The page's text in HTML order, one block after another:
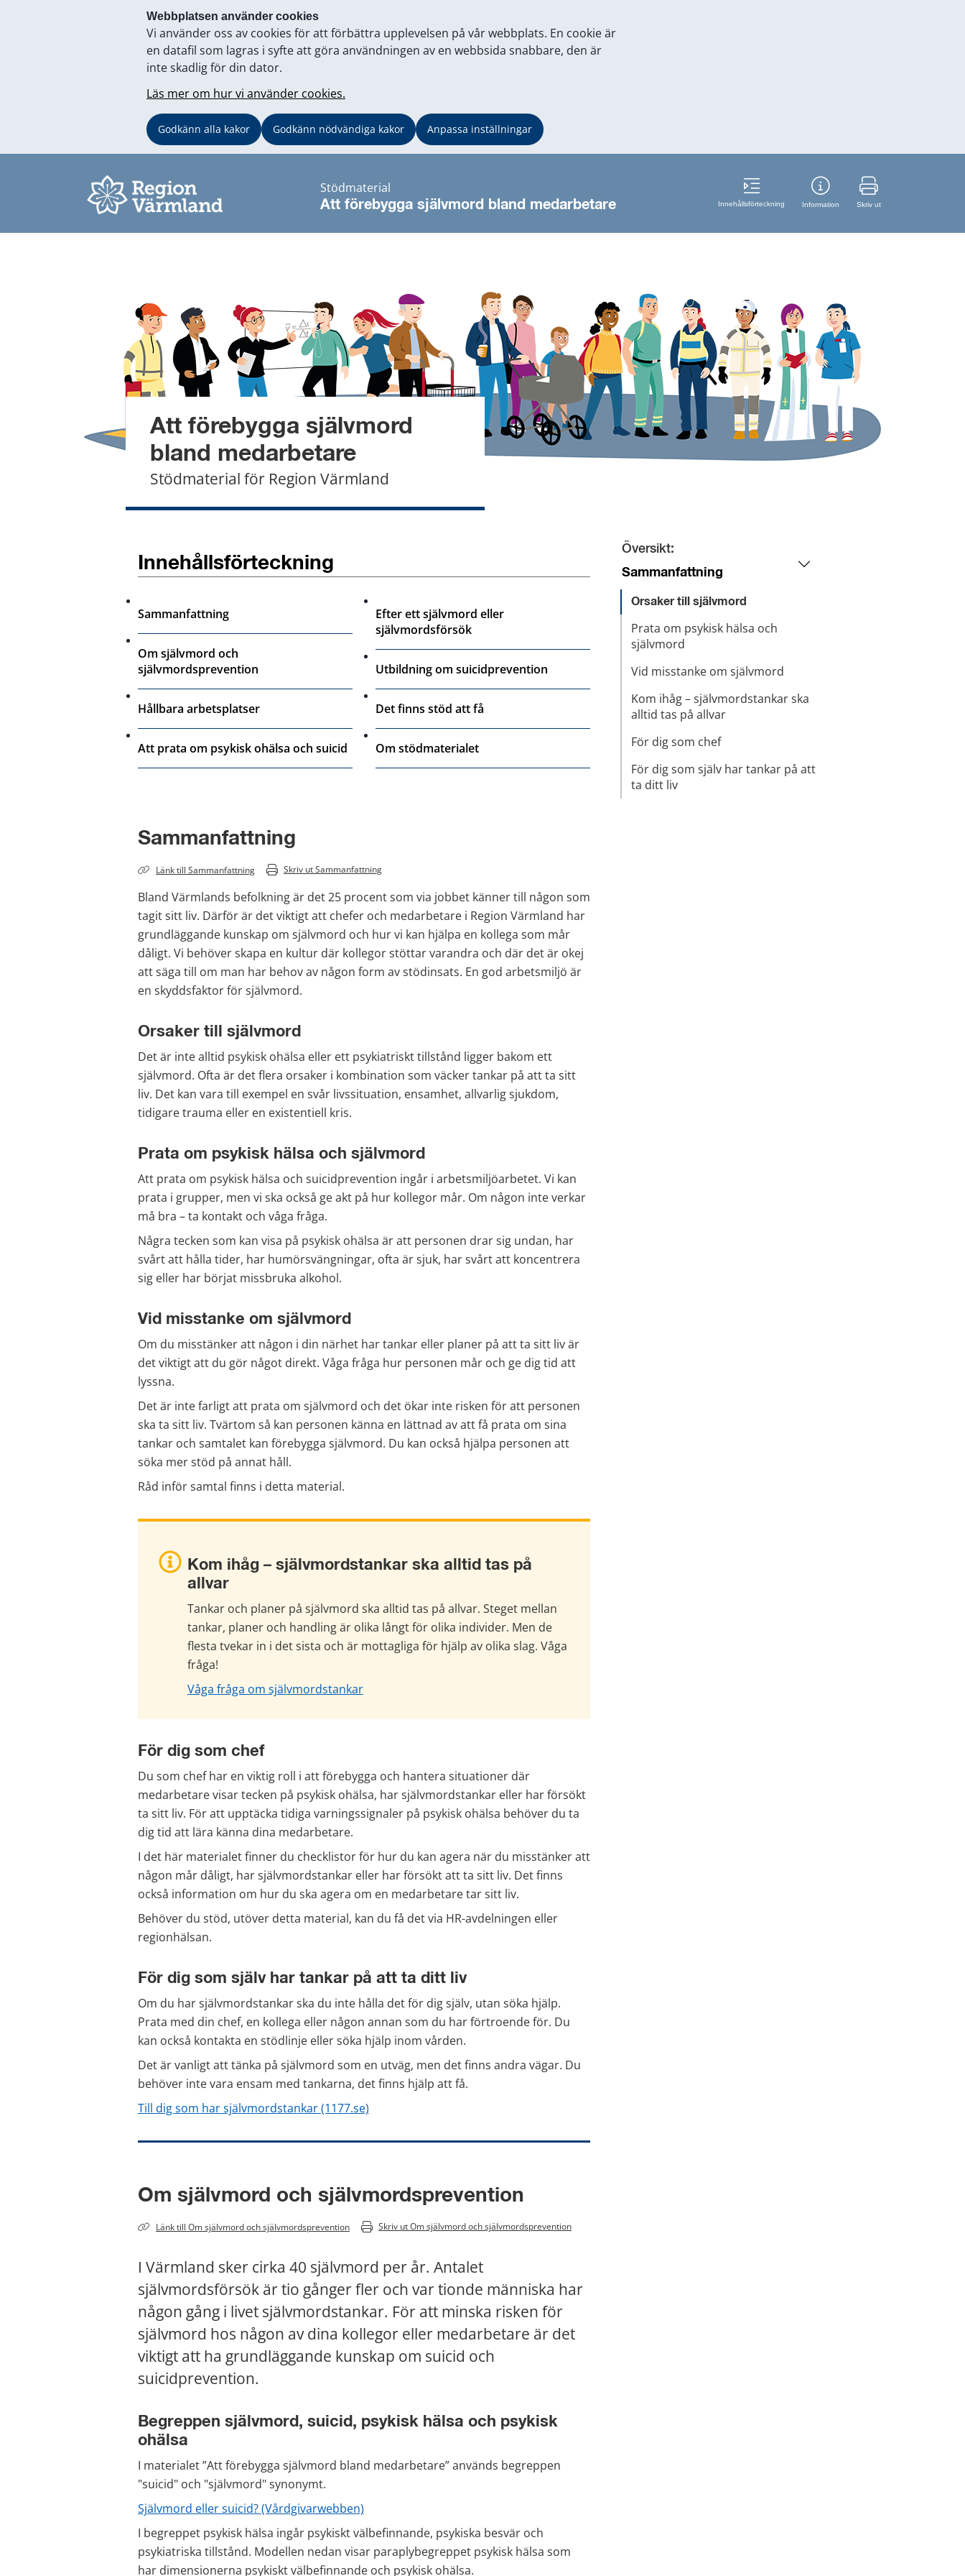
Webbplatsen använder cookies
Vi använder oss av cookies för att förbättra upplevelsen på vår webbplats. En cookie är
en datafil som lagras i syfte att göra användningen av en webbsida snabbare, den är
inte skadlig för din dator.
Läs mer om hur vi använder cookies.
Godkänn alla kakor Godkänn nödvändiga kakor Anpassa inställningar
Stödmaterial
Att förebygga självmord bland medarbetare Innehållsförteckning Information Skriv ut
Att förebygga självmord
bland medarbetare
Stödmaterial för Region Värmland
Innehållsförteckning
Sammanfattning
Om självmord och
självmordsprevention
Hållbara arbetsplatser
Att prata om psykisk ohälsa och suicid
Efter ett självmord eller
självmordsförsök
Utbildning om suicidprevention
Det finns stöd att få
Om stödmaterialet
Sammanfattning
Länk till Sammanfattning Skriv ut Sammanfattning
Bland Värmlands befolkning är det 25 procent som via jobbet känner till någon som
tagit sitt liv. Därför är det viktigt att chefer och medarbetare i Region Värmland har
grundläggande kunskap om självmord och hur vi kan hjälpa en kollega som mår
dåligt. Vi behöver skapa en kultur där kollegor stöttar varandra och där det är okej
att säga till om man har behov av någon form av stödinsats. En god arbetsmiljö är
en skyddsfaktor för självmord.
Orsaker till självmord
Det är inte alltid psykisk ohälsa eller ett psykiatriskt tillstånd ligger bakom ett
självmord. Ofta är det flera orsaker i kombination som väcker tankar på att ta sitt
liv. Det kan vara till exempel en svår livssituation, ensamhet, allvarlig sjukdom,
tidigare trauma eller en existentiell kris.
Prata om psykisk hälsa och självmord
Att prata om psykisk hälsa och suicidprevention ingår i arbetsmiljöarbetet. Vi kan
prata i grupper, men vi ska också ge akt på hur kollegor mår. Om någon inte verkar
må bra – ta kontakt och våga fråga.
Några tecken som kan visa på psykisk ohälsa är att personen drar sig undan, har
svårt att hålla tider, har humörsvängningar, ofta är sjuk, har svårt att koncentrera
sig eller har börjat missbruka alkohol.
Vid misstanke om självmord
Om du misstänker att någon i din närhet har tankar eller planer på att ta sitt liv är
det viktigt att du gör något direkt. Våga fråga hur personen mår och ge dig tid att
lyssna.
Det är inte farligt att prata om självmord och det ökar inte risken för att personen
ska ta sitt liv. Tvärtom så kan personen känna en lättnad av att få prata om sina
tankar och samtalet kan förebygga självmord. Du kan också hjälpa personen att
söka mer stöd på annat håll.
Råd inför samtal finns i detta material.
Kom ihåg – självmordstankar ska alltid tas på
allvar
Tankar och planer på självmord ska alltid tas på allvar. Steget mellan
tankar, planer och handling är olika långt för olika individer. Men de
flesta tvekar in i det sista och är mottagliga för hjälp av olika slag. Våga
fråga!
Våga fråga om självmordstankar
För dig som chef
Du som chef har en viktig roll i att förebygga och hantera situationer där
medarbetare visar tecken på psykisk ohälsa, har självmordstankar eller har försökt
ta sitt liv. För att upptäcka tidiga varningssignaler på psykisk ohälsa behöver du ta
dig tid att lära känna dina medarbetare.
I det här materialet finner du checklistor för hur du kan agera när du misstänker att
någon mår dåligt, har självmordstankar eller har försökt att ta sitt liv. Det finns
också information om hur du ska agera om en medarbetare tar sitt liv.
Behöver du stöd, utöver detta material, kan du få det via HR-avdelningen eller
regionhälsan.
För dig som själv har tankar på att ta ditt liv
Om du har självmordstankar ska du inte hålla det för dig själv, utan söka hjälp.
Prata med din chef, en kollega eller någon annan som du har förtroende för. Du
kan också kontakta en stödlinje eller söka hjälp inom vården.
Det är vanligt att tänka på självmord som en utväg, men det finns andra vägar. Du
behöver inte vara ensam med tankarna, det finns hjälp att få.
Till dig som har självmordstankar (1177.se)
Om självmord och självmordsprevention
Länk till Om självmord och självmordsprevention Skriv ut Om självmord och självmordsprevention
I Värmland sker cirka 40 självmord per år. Antalet
självmordsförsök är tio gånger fler och var tionde människa har
någon gång i livet självmordstankar. För att minska risken för
självmord hos någon av dina kollegor eller medarbetare är det
viktigt att ha grundläggande kunskap om suicid och
suicidprevention.
Begreppen självmord, suicid, psykisk hälsa och psykisk
ohälsa
I materialet ”Att förebygga självmord bland medarbetare” används begreppen
"suicid" och "självmord" synonymt.
Självmord eller suicid? (Vårdgivarwebben)
I begreppet psykisk hälsa ingår psykiskt välbefinnande, psykiska besvär och
psykiatriska tillstånd. Modellen nedan visar paraplybegreppet psykisk hälsa som
har dimensionerna psykiskt välbefinnande och psykisk ohälsa.
Översikt:
Sammanfattning
Orsaker till självmord
Prata om psykisk hälsa och
självmord
Vid misstanke om självmord
Kom ihåg – självmordstankar ska
alltid tas på allvar
För dig som chef
För dig som själv har tankar på att
ta ditt liv